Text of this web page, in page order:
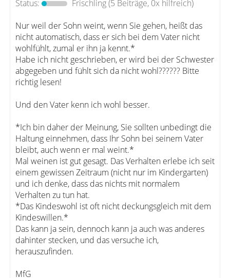
Status: Frischling(5 Beiträge, 0x hilfreich)
Nur weil der Sohn weint, wenn Sie gehen, heißt das
nicht automatisch, dass er sich bei dem Vater nicht
wohlfühlt, zumal er ihn ja kennt.*
Habe ich nicht geschrieben, er wird bei der Schwester
abgegeben und fühlt sich da nicht wohl?????? Bitte
richtig lesen!
Und den Vater kenn ich wohl besser.
*Ich bin daher der Meinung, Sie sollten unbedingt die
Haltung einnehmen, dass Ihr Sohn bei seinem Vater
bleibt, auch wenn er mal weint.*
Mal weinen ist gut gesagt. Das Verhalten erlebe ich seit
einem gewissen Zeitraum (nicht nur im Kindergarten)
und ich denke, dass das nichts mit normalem
Verhalten zu tun hat.
*Das Kindeswohl ist oft nicht deckungsgleich mit dem
Kindeswillen.*
Das kann ja sein, dennoch kann ja auch was anderes
dahinter stecken, und das versuche ich,
herauszufinden.
MfG